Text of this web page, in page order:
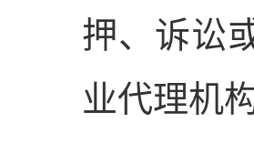
押、诉讼
业代理机